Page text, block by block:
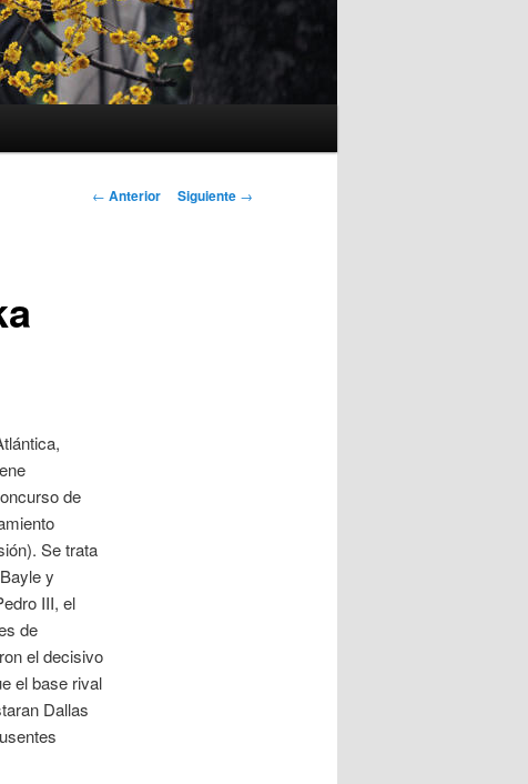
Navegación
← Anterior Siguiente →
de
Se trata
y
III, el
de
el decisivo
el base rival
Dallas